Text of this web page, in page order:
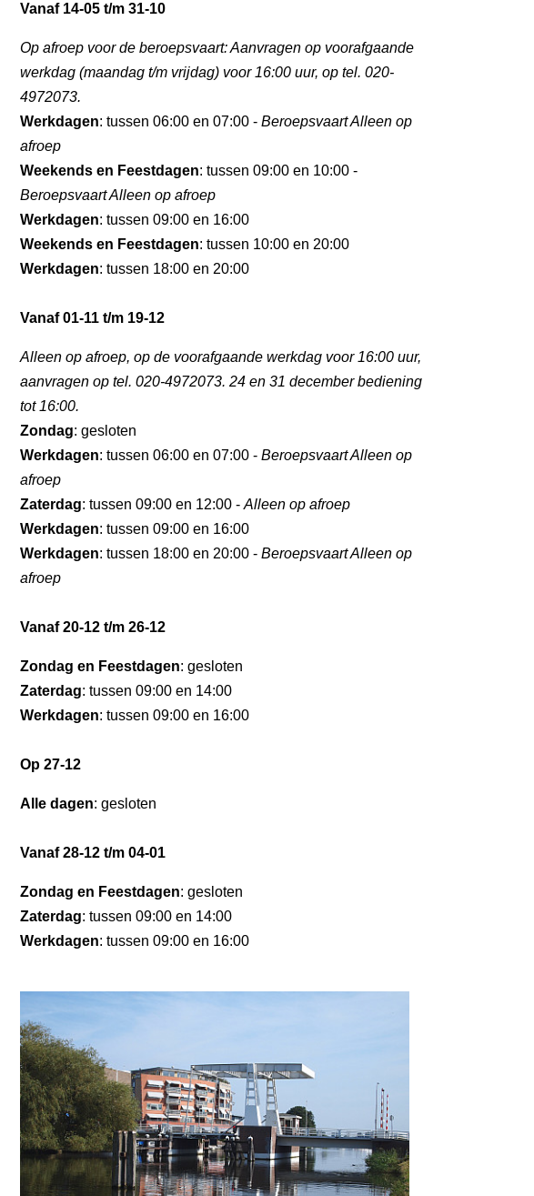
Vanaf 14-05 t/m 31-10
Op afroep voor de beroepsvaart: Aanvragen op voorafgaande
werkdag (maandag t/m vrijdag) voor 16:00 uur, op tel. 020-
4972073.
Werkdagen: tussen 06:00 en 07:00 - Beroepsvaart Alleen op
afroep
Weekends en Feestdagen: tussen 09:00 en 10:00 -
Beroepsvaart Alleen op afroep
Werkdagen: tussen 09:00 en 16:00
Weekends en Feestdagen: tussen 10:00 en 20:00
Werkdagen: tussen 18:00 en 20:00
Vanaf 01-11 t/m 19-12
Alleen op afroep, op de voorafgaande werkdag voor 16:00 uur,
aanvragen op tel. 020-4972073. 24 en 31 december bediening
tot 16:00.
Zondag: gesloten
Werkdagen: tussen 06:00 en 07:00 - Beroepsvaart Alleen op
afroep
Zaterdag: tussen 09:00 en 12:00 - Alleen op afroep
Werkdagen: tussen 09:00 en 16:00
Werkdagen: tussen 18:00 en 20:00 - Beroepsvaart Alleen op
afroep
Vanaf 20-12 t/m 26-12
Zondag en Feestdagen: gesloten
Zaterdag: tussen 09:00 en 14:00
Werkdagen: tussen 09:00 en 16:00
Op 27-12
Alle dagen: gesloten
Vanaf 28-12 t/m 04-01
Zondag en Feestdagen: gesloten
Zaterdag: tussen 09:00 en 14:00
Werkdagen: tussen 09:00 en 16:00